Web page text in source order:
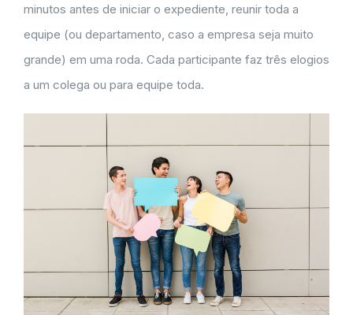
minutos antes de iniciar o expediente, reunir toda a
equipe (ou departamento, caso a empresa seja muito
grande) em uma roda. Cada participante faz três elogios
a um colega ou para equipe toda.